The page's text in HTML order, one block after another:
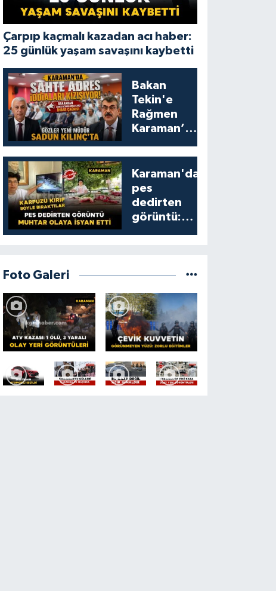
Çarpıp kaçmalı kazadan acı haber:
25 günlük yaşam savaşını kaybetti
Bakan
Tekin'e
Rağmen
Karaman’da
Adresi
Oyununa
Müdür Dur
Diyecek mi?
Karaman'da
pes
dedirten
görüntü:
artıklarını
bıraktılar
Foto Galeri